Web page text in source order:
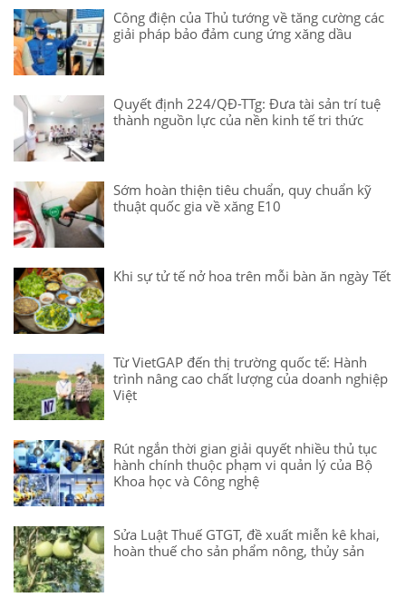
Công điện của Thủ tướng về tăng cường các
giải pháp bảo đảm cung ứng xăng dầu
Quyết định 224/QĐ-TTg: Đưa tài sản trí tuệ
thành nguồn lực của nền kinh tế tri thức
Sớm hoàn thiện tiêu chuẩn, quy chuẩn kỹ
thuật quốc gia về xăng E10
Khi sự tử tế nở hoa trên mỗi bàn ăn ngày Tết
Từ VietGAP đến thị trường quốc tế: Hành
trình nâng cao chất lượng của doanh nghiệp
Việt
Rút ngắn thời gian giải quyết nhiều thủ tục
hành chính thuộc phạm vi quản lý của Bộ
Khoa học và Công nghệ
Sửa Luật Thuế GTGT, đề xuất miễn kê khai,
hoàn thuế cho sản phẩm nông, thủy sản